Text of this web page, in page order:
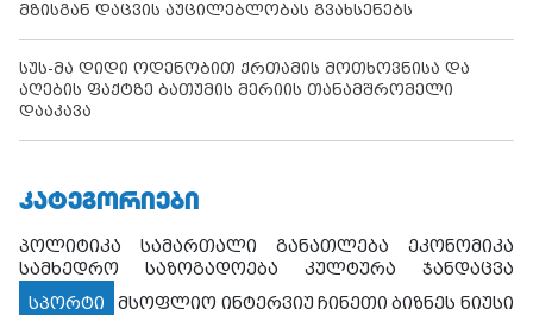
მზისგან დაცვის აუცილებლობას გვახსენებს
სუს-მა დიდი ოდენობით ქრთამის მოთხოვნისა და
აღების ფაქტზე ბათუმის მერიის თანამშრომელი
დააკავა
ᲙᲐᲢᲔᲒᲝᲠᲘᲔᲑᲘ
პოლიტიკა სამართალი განათლება
ეკონომიკა
სამხედრო
საზოგადოება კულტურა
ჯანდაცვა
სპორტი
მსოფლიო ინტერვიუ ჩინეთი ბიზნეს ნიუსი